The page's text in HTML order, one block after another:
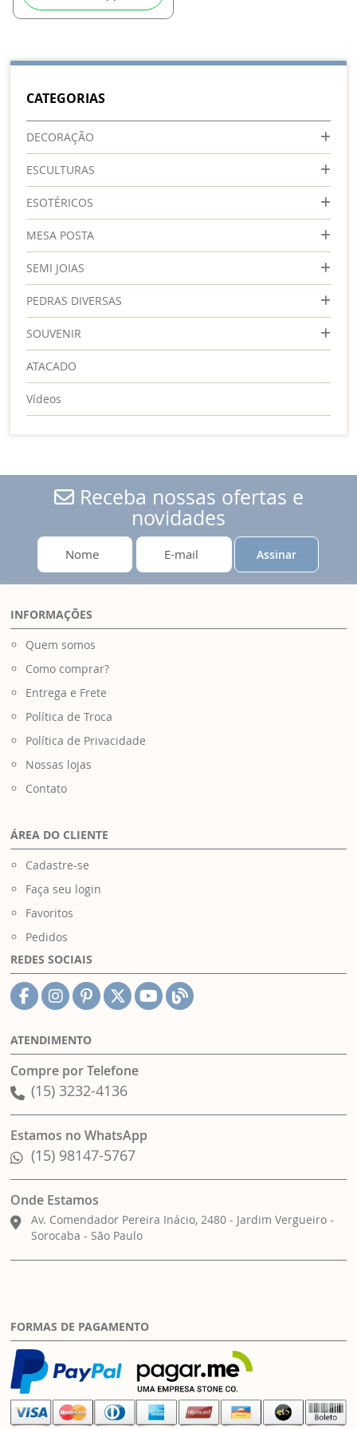
CATEGORIAS
DECORAÇÃO
ESCULTURAS
ESOTÉRICOS
MESA POSTA
SEMI JOIAS
PEDRAS DIVERSAS
SOUVENIR
ATACADO
Vídeos
Receba nossas ofertas e
novidades
Assinar
INFORMAÇÕES
Quem somos
Como comprar?
Entrega e Frete
Política de Troca
Política de Privacidade
Nossas lojas
Contato
ÁREA DO CLIENTE
Cadastre-se
Faça seu login
Favoritos
Pedidos
REDES SOCIAIS
ATENDIMENTO
Compre por Telefone
(15) 3232-4136
Estamos no WhatsApp
(15) 98147-5767
Onde Estamos
Av. Comendador Pereira Inácio, 2480 - Jardim Vergueiro -
Sorocaba - São Paulo
FORMAS DE PAGAMENTO